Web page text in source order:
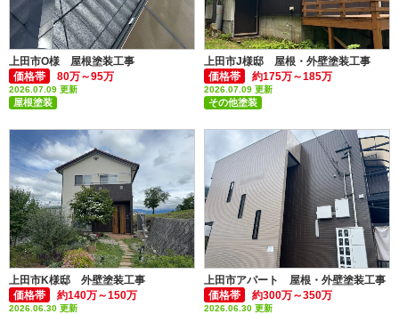
上田市O様 屋根塗装工事
価格帯
80万～95万
2026.07.09 更新
屋根塗装
上田市J様邸 屋根・外壁塗装工事
価格帯
約175万～185万
2026.07.09 更新
その他塗装
別荘・ログハウス
外壁塗装
屋根塗装
木部塗装
上田市K様邸 外壁塗装工事
価格帯
約140万～150万
2026.06.30 更新
上田市アパート 屋根・外壁塗装工事
価格帯
約300万～350万
2026.06.30 更新